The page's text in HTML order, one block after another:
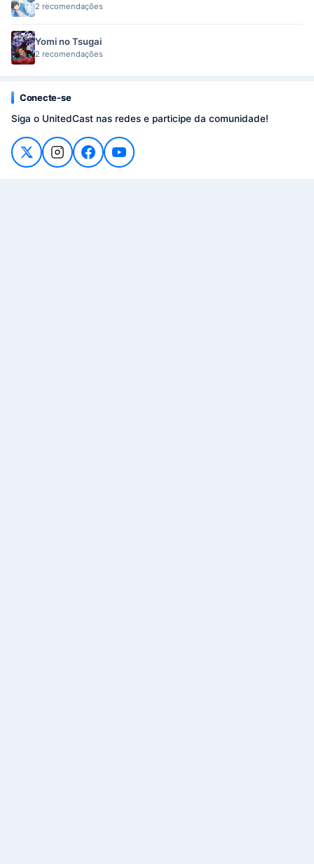
2 recomendações
Yomi no Tsugai
2 recomendações
Conecte-se
Siga o UnitedCast nas redes e participe da comunidade!